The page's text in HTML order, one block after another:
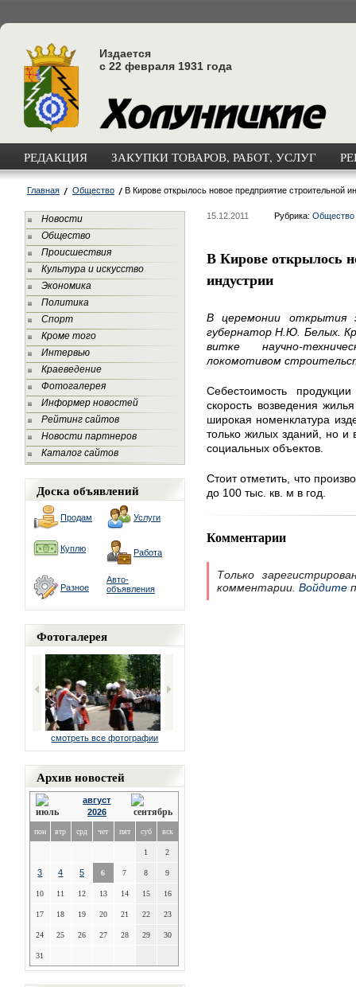
Издается
с 22 февраля 1931 года
РЕДАКЦИЯ ЗАКУПКИ ТОВАРОВ, РАБОТ, УСЛУГ
Главная Общество В Кирове открылось новое предприятие строительной
Новости
Общество
Происшествия
Культура и искусство
Экономика
Политика
Спорт
Кроме того
Интервью
Краеведение
Фотогалерея
Информер новостей
Рейтинг сайтов
Новости партнеров
Каталог сайтов
Доска объявлений
Продам Услуги
Куплю Работа
Разное
Авто-
объявления
Фотогалерея
смотреть все фотографии
Архив новостей
август
2026
пон втр срд чет пят суб вск
1 2
3 4 5 6 7 8 9
10 11 12 13 14 15 16
17 18 19 20 21 22 23
24 25 26 27 28 29 30
31
15.12.2011 Рубрика: Общество
В Кирове открылось
индустрии
В церемонии открытия
губернатор Н.Ю. Белых.
витке научно-
локомотивом
Себестоимость
скорость возведения
широкая номенклатура
только жилых зданий, но и
социальных объектов.
Стоит отметить, что
до 100 тыс. кв. м в год.
Комментарии
Только
комментарии. Войдите